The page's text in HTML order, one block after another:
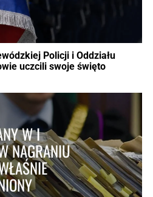
Policji i Oddziału
uczcili swoje święto
W I
NAGRANIU